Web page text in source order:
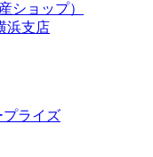
ショップ）
浜支店
プライズ